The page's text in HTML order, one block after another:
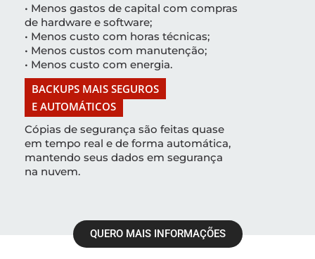
• Menos gastos de capital com compras
de hardware e software;
• Menos custo com horas técnicas;
• Menos custos com manutenção;
• Menos custo com energia.
BACKUPS MAIS SEGUROS
E AUTOMÁTICOS
Cópias de segurança são feitas quase
em tempo real e de forma automática,
mantendo seus dados em segurança
na nuvem.
QUERO MAIS INFORMAÇÕES